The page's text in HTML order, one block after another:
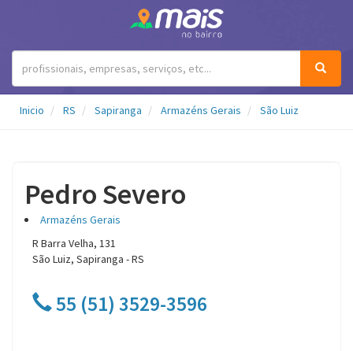
Inicio RS Sapiranga Armazéns Gerais São Luiz
Pedro Severo
Armazéns Gerais
R Barra Velha, 131
São Luiz, Sapiranga - RS
55 (51) 3529-3596